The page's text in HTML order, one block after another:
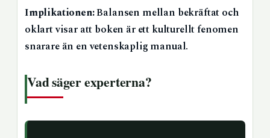
Implikationen:Balansen mellan bekräftat och
oklart visar att boken är ett kulturellt fenomen
snarare än en vetenskaplig manual.
Vad säger experterna?